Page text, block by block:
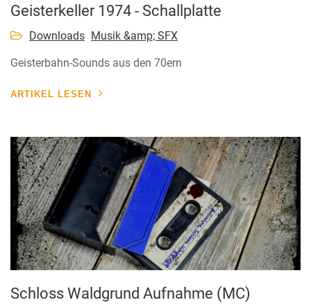
Geisterkeller 1974 - Schallplatte
Downloads Musik &amp; SFX
Geisterbahn-Sounds aus den 70ern
ARTIKEL LESEN
Schloss Waldgrund Aufnahme (MC)